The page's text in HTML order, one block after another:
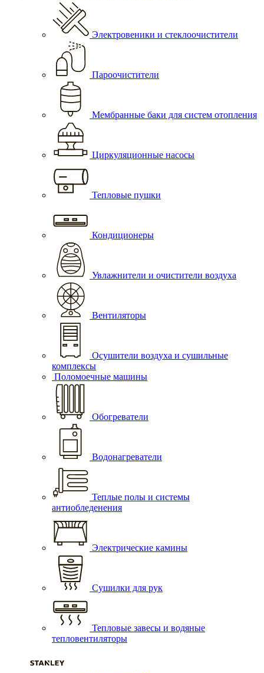
Электровеники и стеклоочистители
Пароочистители
Мембранные баки для систем отопления
Циркуляционные насосы
Тепловые пушки
Кондиционеры
Увлажнители и очистители воздуха
Вентиляторы
Осушители воздуха и сушильные
комплексы
Поломоечные машины
Обогреватели
Водонагреватели
Теплые полы и системы
антиобледенения
Электрические камины
Сушилки для рук
Тепловые завесы и водяные
тепловентиляторы